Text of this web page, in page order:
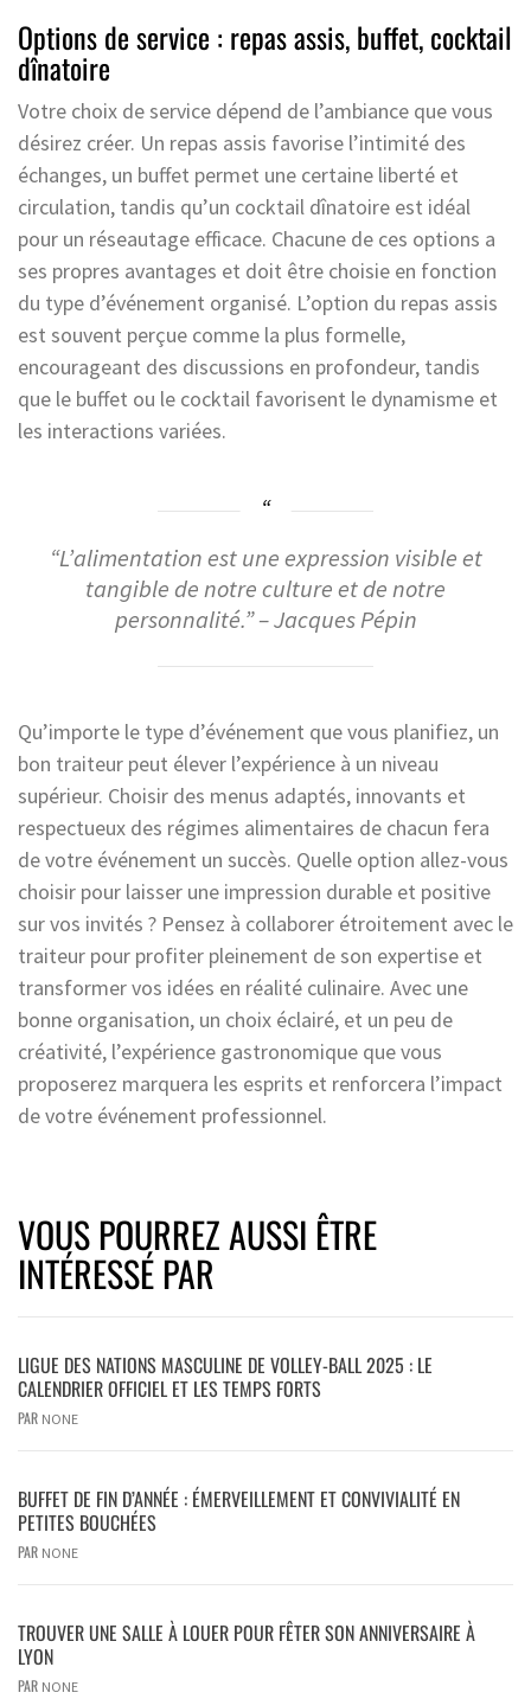
Options de service : repas assis, buffet, cocktail
dînatoire
Votre choix de service dépend de l’ambiance que vous
désirez créer. Un repas assis favorise l’intimité des
échanges, un buffet permet une certaine liberté et
circulation, tandis qu’un cocktail dînatoire est idéal
pour un réseautage efficace. Chacune de ces options a
ses propres avantages et doit être choisie en fonction
du type d’événement organisé. L’option du repas assis
est souvent perçue comme la plus formelle,
encourageant des discussions en profondeur, tandis
que le buffet ou le cocktail favorisent le dynamisme et
les interactions variées.
“L’alimentation est une expression visible et
tangible de notre culture et de notre
personnalité.” – Jacques Pépin
Qu’importe le type d’événement que vous planifiez, un
bon traiteur peut élever l’expérience à un niveau
supérieur. Choisir des menus adaptés, innovants et
respectueux des régimes alimentaires de chacun fera
de votre événement un succès. Quelle option allez-vous
choisir pour laisser une impression durable et positive
sur vos invités ? Pensez à collaborer étroitement avec le
traiteur pour profiter pleinement de son expertise et
transformer vos idées en réalité culinaire. Avec une
bonne organisation, un choix éclairé, et un peu de
créativité, l’expérience gastronomique que vous
proposerez marquera les esprits et renforcera l’impact
de votre événement professionnel.
VOUS POURREZ AUSSI ÊTRE
INTÉRESSÉ PAR
LIGUE DES NATIONS MASCULINE DE VOLLEY-BALL 2025 : LE
CALENDRIER OFFICIEL ET LES TEMPS FORTS
PAR NONE
BUFFET DE FIN D’ANNÉE : ÉMERVEILLEMENT ET CONVIVIALITÉ EN
PETITES BOUCHÉES
PAR NONE
TROUVER UNE SALLE À LOUER POUR FÊTER SON ANNIVERSAIRE À
LYON
PAR NONE